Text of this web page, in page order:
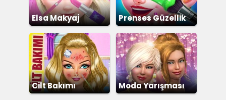
Elsa Makyaj
Prenses Güzellik
Salonu
Cilt Bakımı Moda Yarışması